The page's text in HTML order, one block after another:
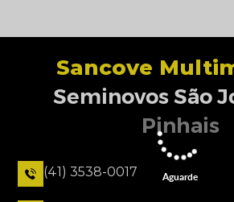
Sancove
Seminovos São
Pinhais
(41) 3538-0017 Aguarde